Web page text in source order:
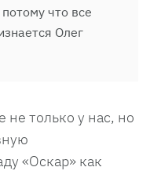
что все
Олег
не только у нас, но
«Оскар» как